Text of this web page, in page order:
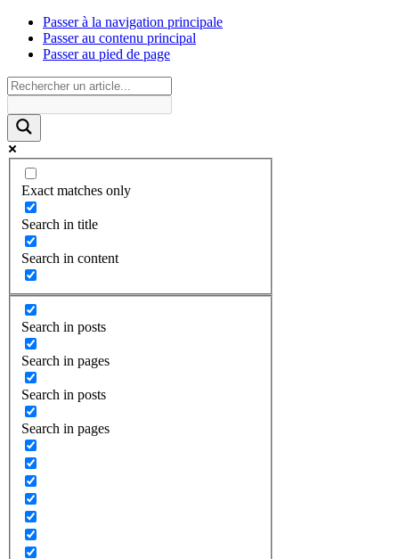
Passer à la navigation principale
Passer au contenu principal
Passer au pied de page
Exact matches only
Search in title
Search in content
Search in posts
Search in pages
Search in posts
Search in pages